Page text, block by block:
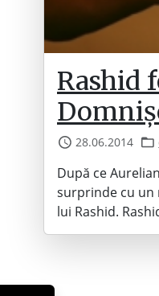
Rashid
28.06.2014
După ce
surprinde cu un
lui Rashid.